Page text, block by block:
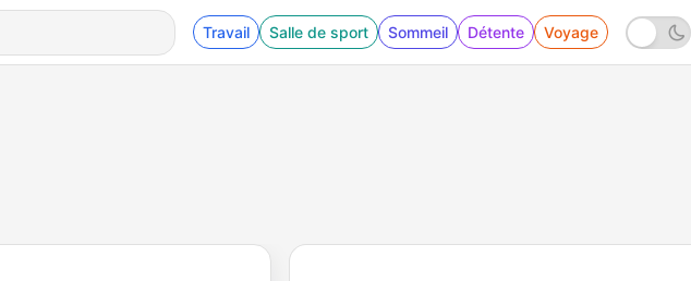
Travail Salle de sport Sommeil Détente Voyage